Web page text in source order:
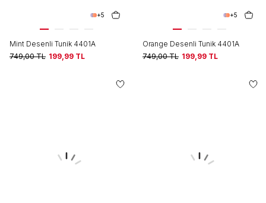
+5
Mint Desenli Tunik 4401A
749,00TL 199,99 TL
+5
Orange Desenli Tunik 4401A
749,00TL 199,99 TL